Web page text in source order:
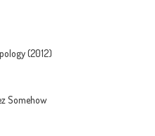
(2012)
Somehow